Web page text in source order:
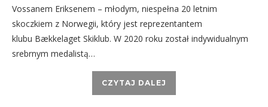
Vossanem Eriksenem – młodym, niespełna 20 letnim
skoczkiem z Norwegii, który jest reprezentantem
klubu Bækkelaget Skiklub. W 2020 roku został indywidualnym
srebrnym medalistą…
CZYTAJ DALEJ